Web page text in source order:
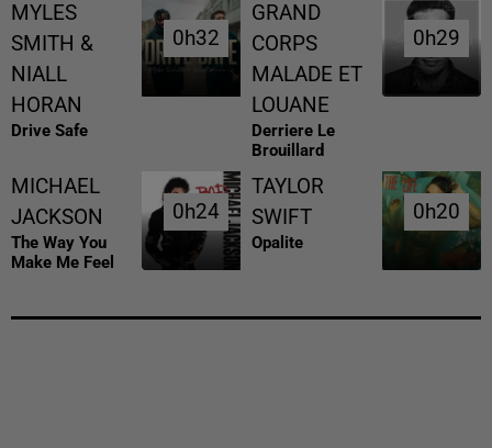
MYLES
SMITH &
NIALL
HORAN
Drive Safe
0h32
0h32
GRAND
CORPS
MALADE ET
LOUANE
Derriere Le
Brouillard
0h29
0h29
MICHAEL
JACKSON
The Way You
Make Me Feel
0h24
0h24
TAYLOR
SWIFT
Opalite
0h20
0h20